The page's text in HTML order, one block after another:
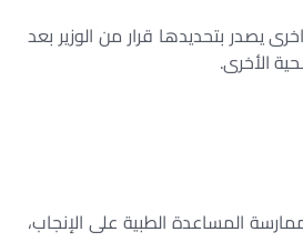
يصدر بتحديدها قرار من الوزير بعد
الأخرى.
المساعدة الطبية على الإنجاب،